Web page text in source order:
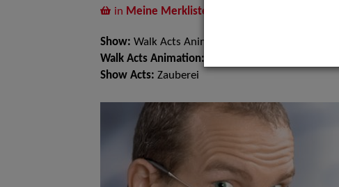
in Meine Merkliste
Show: Walk Acts Animation
Walk Acts Animation:
Show Acts: Zauberei